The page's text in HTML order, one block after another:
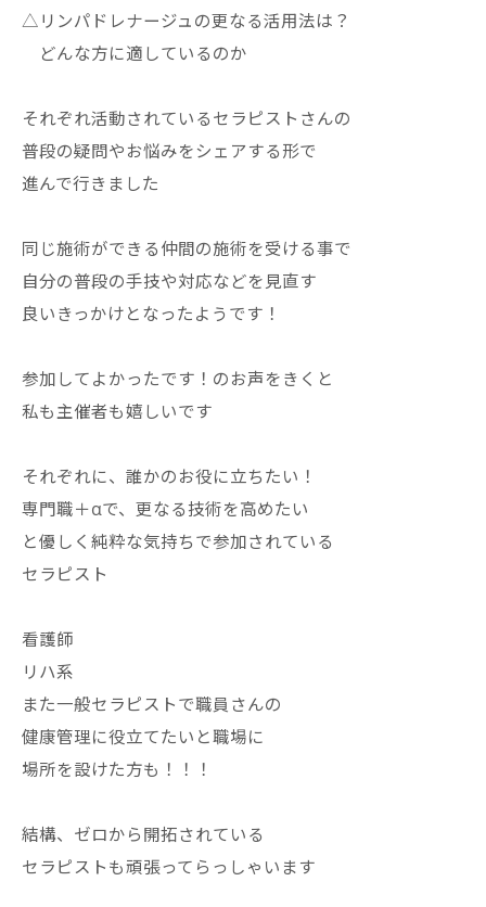
△リンパドレナージュの更なる活用法は？
どんな方に適しているのか
それぞれ活動されているセラピストさんの
普段の疑問やお悩みをシェアする形で
進んで行きました
同じ施術ができる仲間の施術を受ける事で
自分の普段の手技や対応などを見直す
良いきっかけとなったようです！
参加してよかったです！のお声をきくと
私も主催者も嬉しいです
それぞれに、誰かのお役に立ちたい！
専門職＋αで、更なる技術を高めたい
と優しく純粋な気持ちで参加されている
セラピスト
看護師
リハ系
また一般セラピストで職員さんの
健康管理に役立てたいと職場に
場所を設けた方も！！！
結構、ゼロから開拓されている
セラピストも頑張ってらっしゃいます